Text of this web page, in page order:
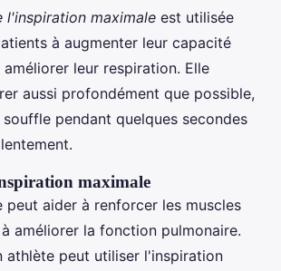
l'inspiration maximale est utilisée
à augmenter leur capacité
leur respiration. Elle
aussi profondément que possible,
pendant quelques secondes
maximale
peut aider à renforcer les muscles
améliorer la fonction pulmonaire.
athlète peut utiliser l'inspiration